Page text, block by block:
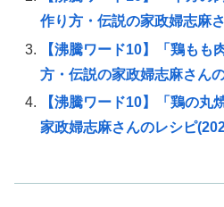
作り方・伝説の家政婦志麻
【沸騰ワード10】「鶏もも
方・伝説の家政婦志麻さん
【沸騰ワード10】「鶏の丸
家政婦志麻さんのレシピ